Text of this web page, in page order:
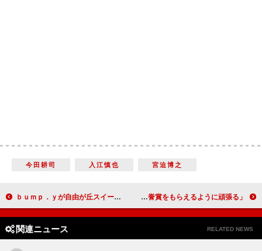
今田耕司 入江慎也 宮迫博之
ｂｕｍｐ．ｙが自由が丘スイーツ大使に 桜庭ななみ「女子力を高めたい」 霧矢大夢、女役に「不安と緊張でいっぱい」 寺脇康文、「日生栄誉賞をもらえるように頑張る」
関連ニュース RELATED NEWS